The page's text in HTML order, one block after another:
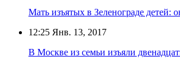
Мать изъятых в Зеленограде детей:
12:25 Янв. 13, 2017
В Москве из семьи изъяли